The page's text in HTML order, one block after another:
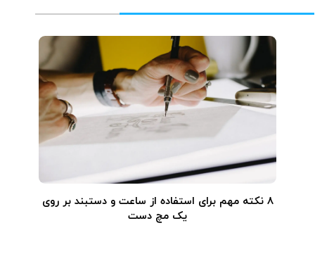
۸ نکته مهم برای استفاده از ساعت و دستبند بر روی
یک مچ دست